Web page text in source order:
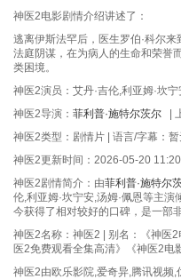
神医2电影剧情介绍讲述了：
逃离伊斯法罕后，医生罗伯·科尔
法庭阴谋，在为病人的生命和荣誉
类困境。
神医2演员：艾丹·吉伦,利亚姆·坎宁
神医2导演： 菲利普·施特尔茨尔 |
神医2类型：剧情片 | 语言/字幕：
神医2更新时间：2026-05-20 11:20
神医2剧情简介：由菲利普·施特尔
伦,利亚姆·坎宁安,汤姆·佩恩等主
今获得了相对较好的口碑，是一部
神医2名称：神医2 | 别名：《神医
医2免费观看全集高清》《神医2电
神医2由欧乐影院,爱奇异,腾讯视频,